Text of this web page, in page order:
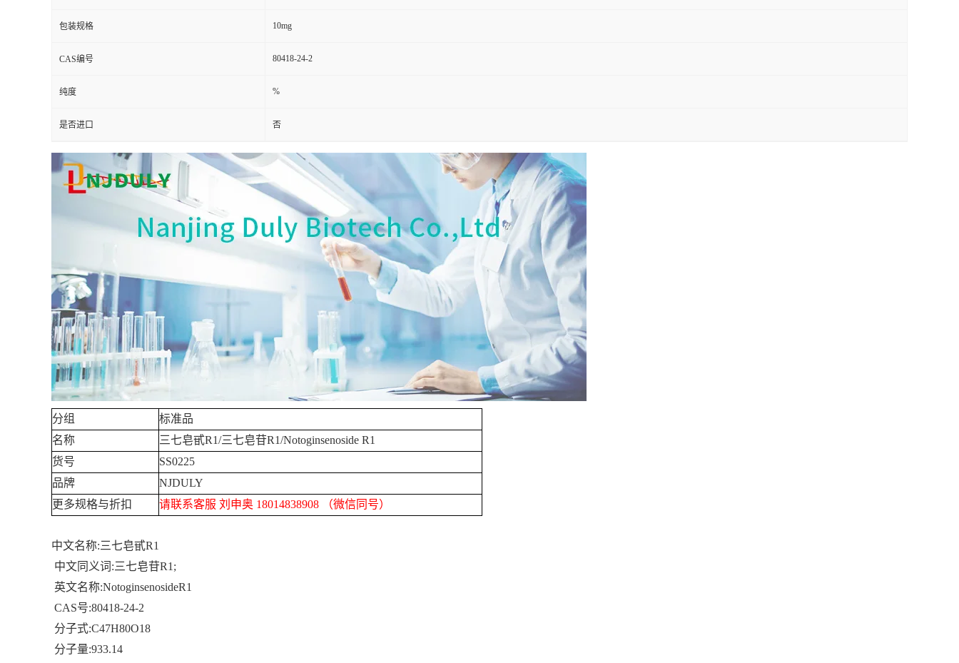
包装规格 10mg
CAS编号 80418-24-2
纯度 %
是否进口 否
分组
标准品
名称
三七皂甙R1/三七皂苷R1/Notoginsenoside R1
货号
SS0225
品牌
NJDULY
更多规格与折扣
请联系客服 刘申奥 18014838908 （微信同号）
中文名称:三七皂甙R1
中文同义词 :三七皂苷R1;
英文名称:NotoginsenosideR1
CAS号:80418-24-2
分子式:C47H80O18
分子量:933.14